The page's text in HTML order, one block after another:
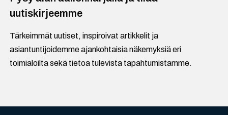
uutiskirjeemme
Tärkeimmät uutiset, inspiroivat artikkelit ja
asiantuntijoidemme ajankohtaisia näkemyksiä eri
toimialoilta sekä tietoa tulevista tapahtumistamme.